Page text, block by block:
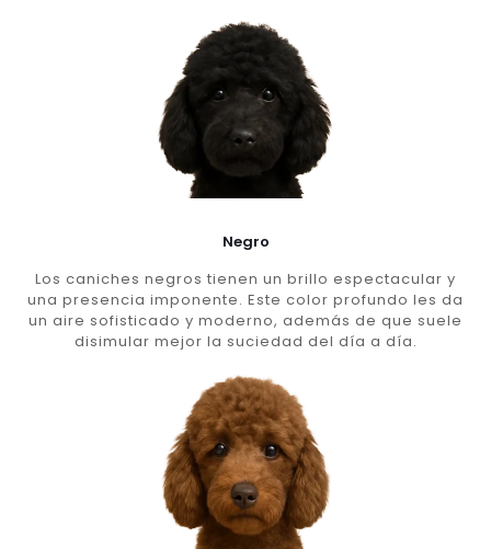
Negro
Los caniches negros tienen un brillo espectacular y
una presencia imponente. Este color profundo les da
un aire sofisticado y moderno, además de que suele
disimular mejor la suciedad del día a día.